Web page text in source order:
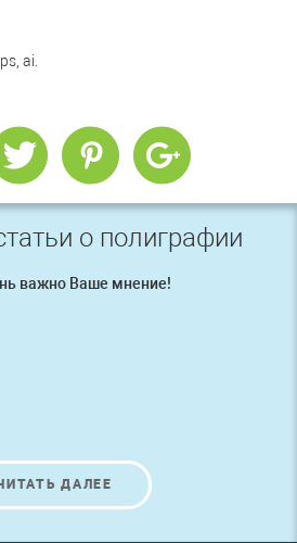
ai.
о полиграфии
важно Ваше мнение!
ДАЛЕЕ